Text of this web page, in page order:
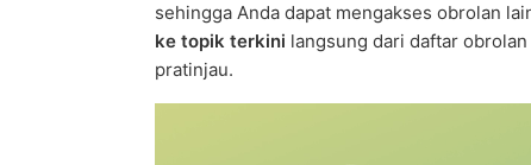
sehingga Anda dapat mengakses obrolan
ke topik terkini langsung dari daftar
pratinjau.